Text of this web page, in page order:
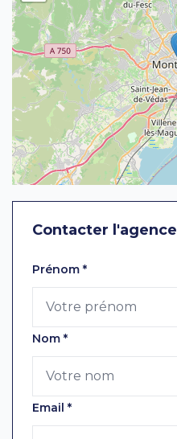
Contacter l'agence
Laissez ce champ vide
Prénom *
Nom *
Email *